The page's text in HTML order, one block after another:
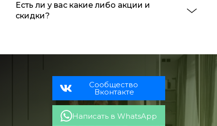
Есть ли у вас какие либо акции и
скидки?
Сообщество
Вконтакте
Написать в WhatsApp